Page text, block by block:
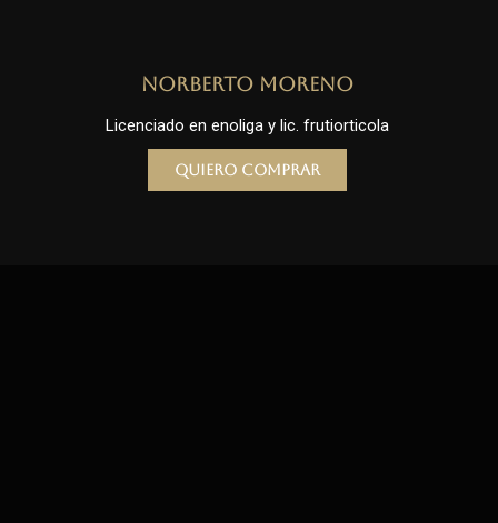
Norberto Moreno
Licenciado en enoliga y lic. frutiorticola
Quiero comprar